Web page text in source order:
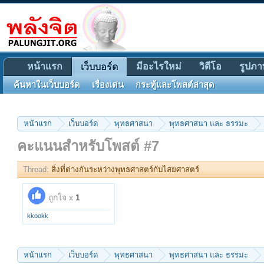
หน้าแรก เว็บบอร์ด พุทธศาสนา พุทธศาสนา และ ธรรมะ
คะแนนสำหรับโพสต์ #7
Thread: สิ่งที่ต่างกันระหว่างพุทธศาสตร์กับไสยศาสตร์
ถูกใจ x 1
kkookk
หน้าแรก เว็บบอร์ด พุทธศาสนา พุทธศาสนา และ ธรรมะ
หน้าแรก เว็บบอร์ด
ค้นหาในเว็บบอร์ด เรื่องเด่น กระทู้และโพสต์ล่าสุด
มีอะไรใหม่ วิดีโอ รูปภ